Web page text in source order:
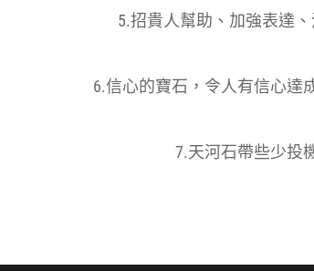
5.招貴人幫助、加強表達
6.信心的寶石，令人有信心達
7.天河石帶些少投